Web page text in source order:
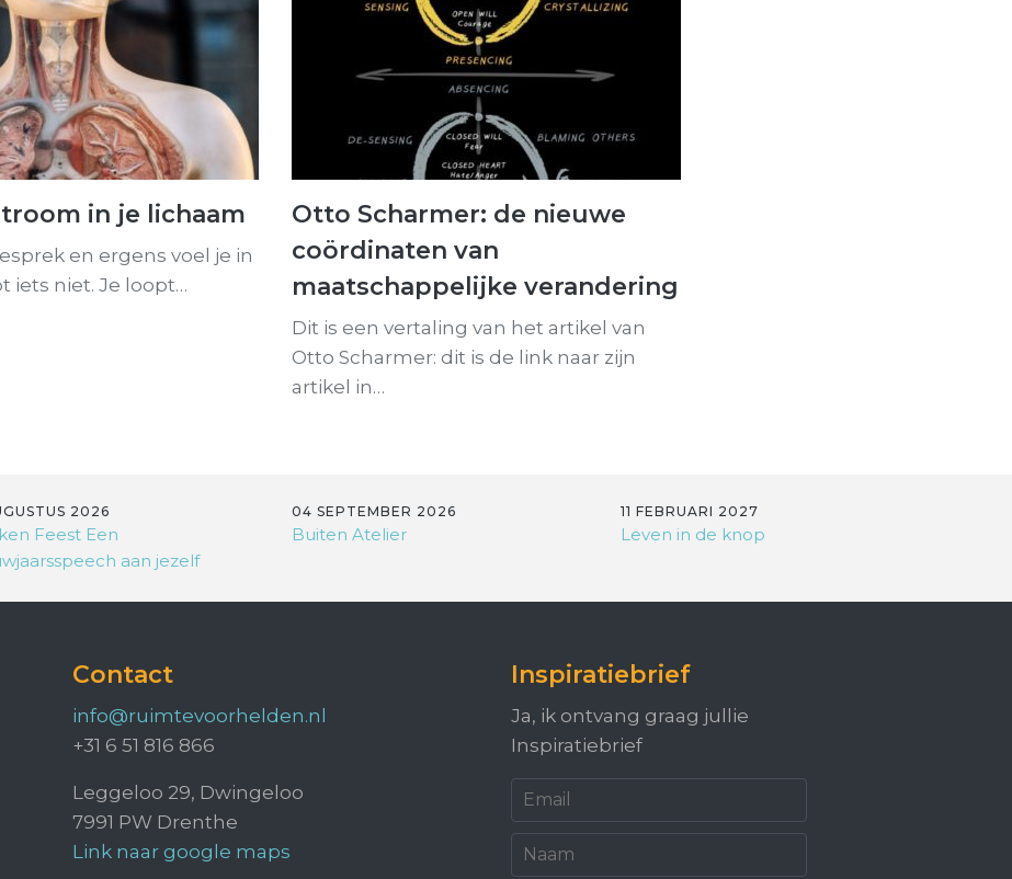
in je lichaam
en ergens voel je in
iets niet. Je loopt…
Otto Scharmer: de nieuwe
coördinaten van
maatschappelijke verandering
Dit is een vertaling van het artikel van
Otto Scharmer: dit is de link naar zijn
artikel in…
2026
Feest Een
aan jezelf
04 SEPTEMBER 2026
Buiten Atelier
11 FEBRUARI 2027
Leven in de knop
Contact
info@ruimtevoorhelden.nl
+31 6 51 816 866
Leggeloo 29, Dwingeloo
7991 PW Drenthe
Link naar google maps
Inspiratiebrief
Ja, ik ontvang graag jullie
Inspiratiebrief